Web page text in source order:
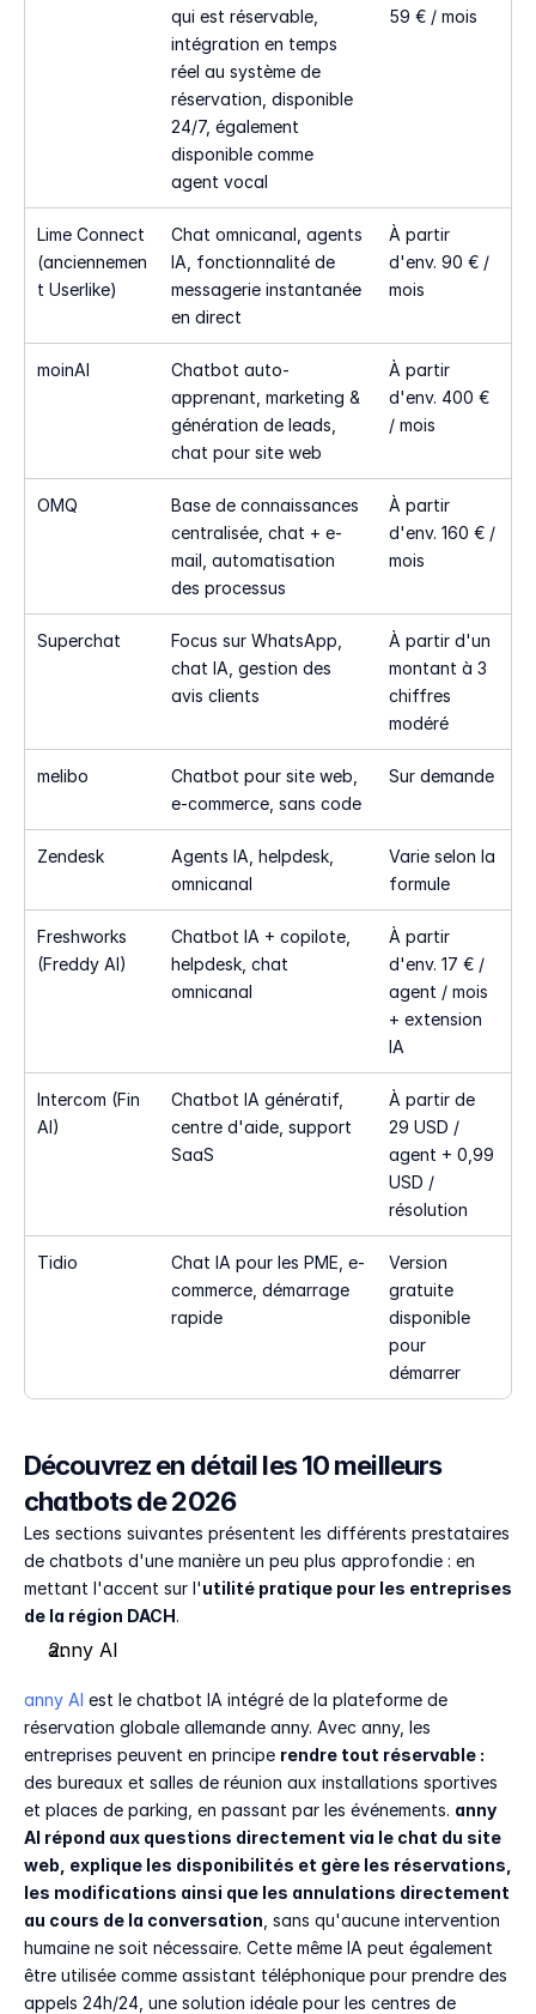
qui est réservable,
intégration en temps
réel au système de
réservation, disponible
24/7, également
disponible comme
agent vocal
59 € / mois
Lime Connect
(anciennemen
t Userlike)
Chat omnicanal, agents
IA, fonctionnalité de
messagerie instantanée
en direct
À partir
d'env. 90 € /
mois
moinAI
Chatbot auto-
apprenant, marketing &
génération de leads,
chat pour site web
À partir
d'env. 400 €
/ mois
OMQ
Base de connaissances
centralisée, chat + e-
mail, automatisation
des processus
À partir
d'env. 160 € /
mois
Superchat
Focus sur WhatsApp,
chat IA, gestion des
avis clients
À partir d'un
montant à 3
chiffres
modéré
melibo
Chatbot pour site web,
e-commerce, sans code
Sur demande
Zendesk
Agents IA, helpdesk,
omnicanal
Varie selon la
formule
Freshworks
(Freddy AI)
Chatbot IA + copilote,
helpdesk, chat
omnicanal
À partir
d'env. 17 € /
agent / mois
+ extension
IA
Intercom (Fin
AI)
Chatbot IA génératif,
centre d'aide, support
SaaS
À partir de
29 USD /
agent + 0,99
USD /
résolution
Tidio
Chat IA pour les PME, e-
commerce, démarrage
rapide
Version
gratuite
disponible
pour
démarrer
Découvrez en détail les 10 meilleurs
chatbots de 2026
Les sections suivantes présentent les différents prestataires
de chatbots d'une manière un peu plus approfondie : en
mettant l'accent sur l'utilité pratique pour les entreprises
de la région DACH.
anny AI
anny AI est le chatbot IA intégré de la plateforme de
réservation globale allemande anny. Avec anny, les
entreprises peuvent en principe
des bureaux et salles de réunion aux installations sportives
et places de parking, en passant par les événements. anny
AI répond aux questions directement via le chat du site
web, explique les disponibilités et gère les réservations,
les modifications ainsi que les annulations directement
au cours de la conversation , sans qu'aucune intervention
humaine ne soit nécessaire. Cette même IA peut également
être utilisée comme assistant téléphonique pour prendre des
appels 24h/24, une solution idéale pour les centres de